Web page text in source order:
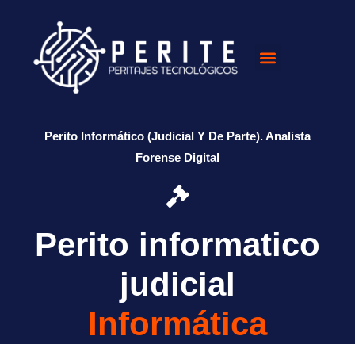
Perito Informático (Judicial Y De Parte). Analista
Forense Digital
Perito informatico
judicial
Informática